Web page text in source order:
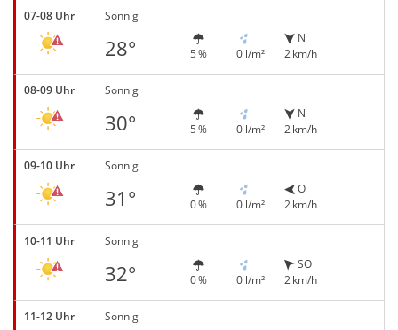
07-08 Uhr Sonnig
28° 5 % 0 l/m²
N
2 km/h
08-09 Uhr Sonnig
30° 5 % 0 l/m²
N
2 km/h
09-10 Uhr Sonnig
31° 0 % 0 l/m²
O
2 km/h
10-11 Uhr Sonnig
32° 0 % 0 l/m²
SO
2 km/h
11-12 Uhr Sonnig